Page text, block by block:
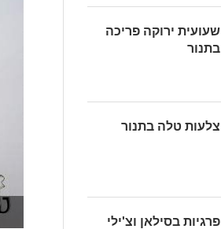
שעועית ירוקה פריכה
בתנור
צלעות טלה בתנור
פרגיות בסילאן וצ'ילי